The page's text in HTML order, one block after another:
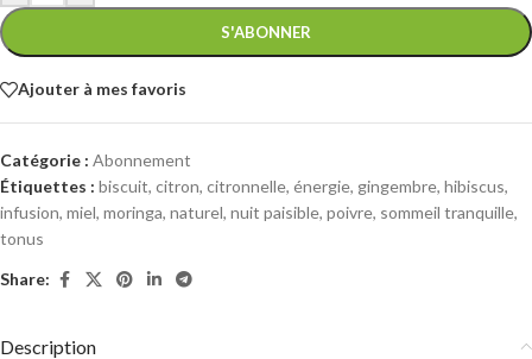
S'ABONNER
Ajouter à mes favoris
Catégorie : Abonnement
Étiquettes : biscuit, citron, citronnelle, énergie, gingembre, hibiscus,
infusion, miel, moringa, naturel, nuit paisible, poivre, sommeil tranquille,
tonus
Share:
Description